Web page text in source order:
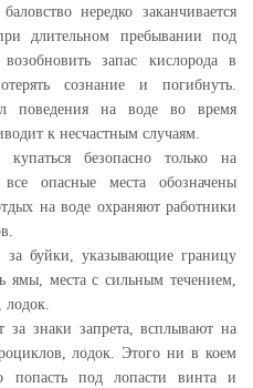
нередко заканчивается
длительном пребывании под
запас кислорода в
сознание и погибнуть.
поведения на воде во время
к несчастным случаям.
безопасно только на
опасные места обозначены
на воде охраняют работники
за буйки, указывающие границу
ямы, места с сильным течением,
лодок.
за знаки запрета, всплывают на
лодок. Этого ни в коем
попасть под лопасти винта и